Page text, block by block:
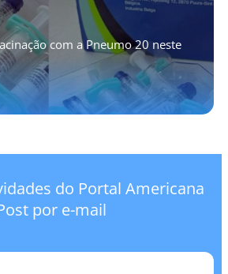
com a Pneumo 20 neste
do Portal Americana
por e-mail